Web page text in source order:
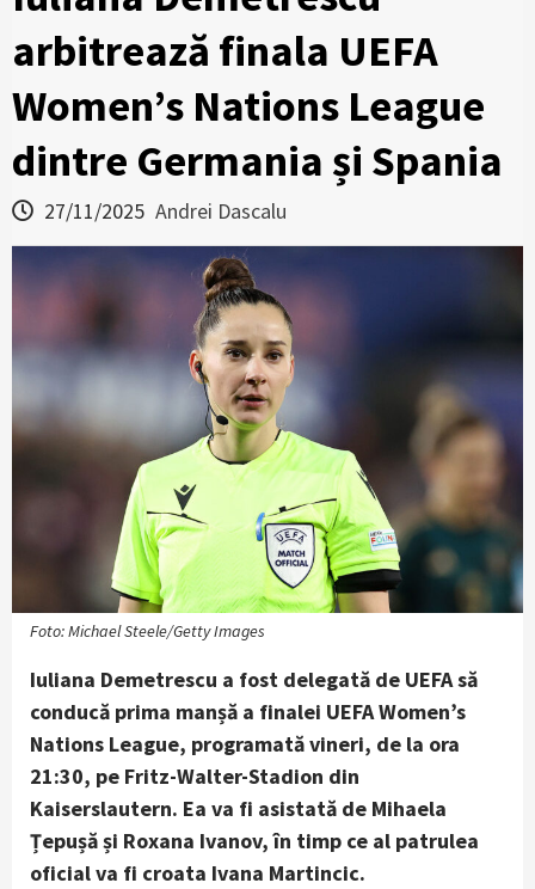
arbitrează finala UEFA
Women’s Nations League
dintre Germania și Spania
27/11/2025 Andrei Dascalu
Foto: Michael Steele/Getty Images
Iuliana Demetrescu a fost delegată de UEFA să
conducă prima manșă a finalei UEFA Women’s
Nations League, programată vineri, de la ora
21:30, pe Fritz-Walter-Stadion din
Kaiserslautern. Ea va fi asistată de Mihaela
Țepușă și Roxana Ivanov, în timp ce al patrulea
oficial va fi croata Ivana Martincic.